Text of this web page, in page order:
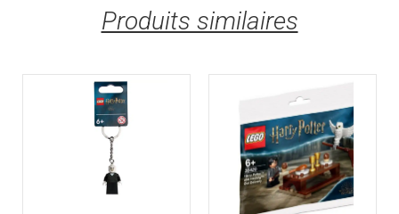
Produits similaires